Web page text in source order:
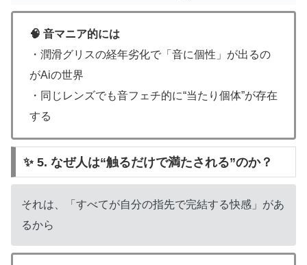
🧠 音マニア的には
・潤滑グリスの経年劣化で「音に個性」が出るの
がAiの世界
・同じレンズでも音フェチ的に“当たり個体”が存在
する
✨ 5. なぜ人は“触るだけで満たされる”のか？
それは、「すべてが自分の指先で完結する快感」があ
るから